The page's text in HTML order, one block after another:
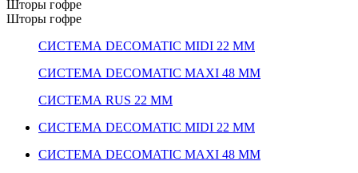
Шторы гофре
Шторы гофре
СИСТЕМА DECOMATIC MIDI 22 ММ
СИСТЕМА DECOMATIC MAXI 48 ММ
СИСТЕМА RUS 22 ММ
СИСТЕМА DECOMATIC MIDI 22 ММ
СИСТЕМА DECOMATIC MAXI 48 ММ